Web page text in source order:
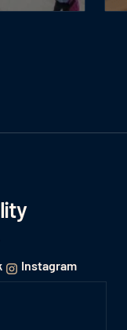
Instagram